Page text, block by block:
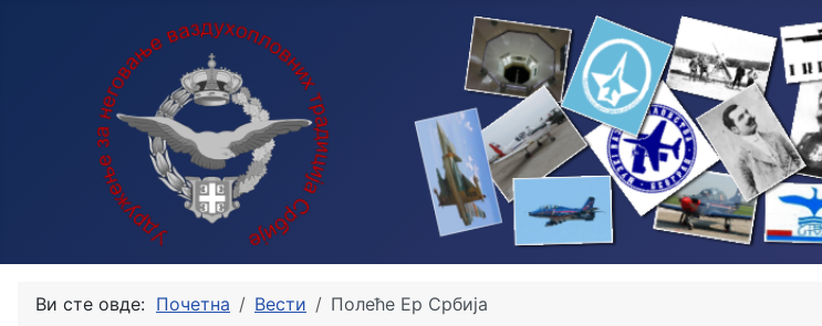
Ви сте овде: Почетна Вести Полеће Ер Србија